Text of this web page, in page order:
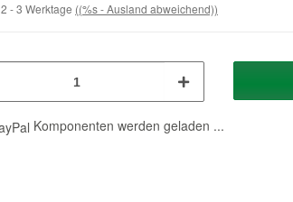
2 - 3 Werktage ((%s - Ausland abweichend))
Komponenten werden geladen ...